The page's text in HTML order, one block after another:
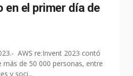
en el primer día de
AWS re:Invent 2023 contó
más de 50 000 personas, entre
y soci...